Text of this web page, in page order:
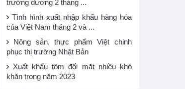
trưởng dương 2 tháng ...
Tình hình xuất nhập khẩu hàng hóa
của Việt Nam tháng 2 và ...
Nông sản, thực phẩm Việt chinh
phục thị trường Nhật Bản
Xuất khẩu tôm đối mặt nhiều khó
khăn trong năm 2023